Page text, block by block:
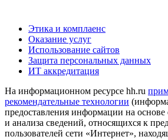
Этика и комплаенс
Оказание услуг
Использование сайтов
Защита персональных данных
ИТ аккредитация
На информационном ресурсе hh.ru
рекомендательные технологии
предоставления информации на основе
и анализа сведений, относящихся к
пользователей сети «Интернет»,